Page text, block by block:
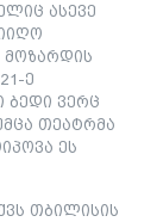
ასევე
მოზარდის
ე
ბედი ვერც
თეატრმა
ეს
თბილისის